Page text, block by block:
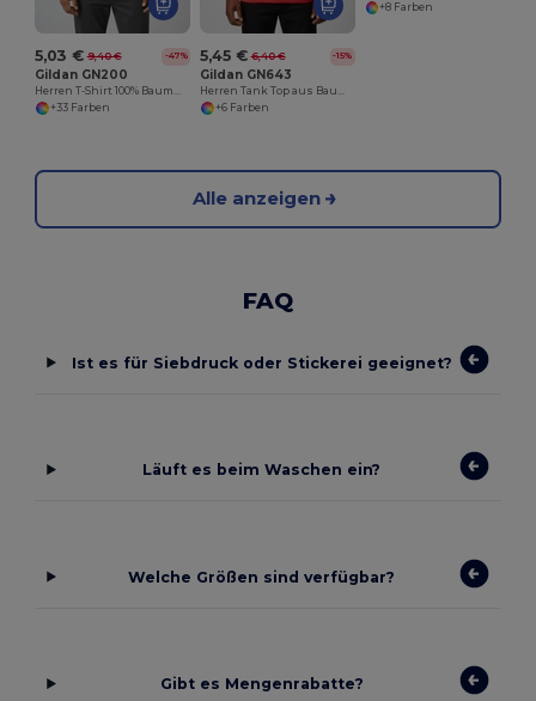
5,03 € 9,40 € -47%
Gildan GN200
+33 Farben
5,45 € 6,40 € -15%
Gildan GN643
+6 Farben
+8 Farben
Alle anzeigen
FAQ
Ist es für Siebdruck oder Stickerei geeignet?
Läuft es beim Waschen ein?
Welche Größen sind verfügbar?
Gibt es Mengenrabatte?